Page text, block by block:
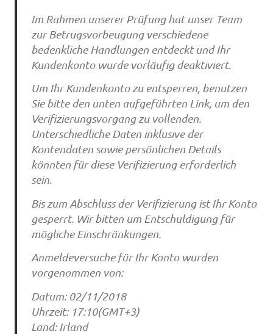
Im Rahmen unserer Prüfung hat unser Team
zur Betrugsvorbeugung verschiedene
bedenkliche Handlungen entdeckt und Ihr
Kundenkonto wurde vorläufig deaktiviert.
Um Ihr Kundenkonto zu entsperren, benutzen
Sie bitte den unten aufgeführten Link, um den
Verifizierungsvorgang zu vollenden.
Unterschiedliche Daten inklusive der
Kontendaten sowie persönlichen Details
könnten für diese Verifizierung erforderlich
sein.
Bis zum Abschluss der Verifizierung ist Ihr Konto
gesperrt. Wir bitten um Entschuldigung für
mögliche Einschränkungen.
Anmeldeversuche für Ihr Konto wurden
vorgenommen von:
Datum: 02/11/2018
Uhrzeit: 17:10(GMT+3)
Land: Irland